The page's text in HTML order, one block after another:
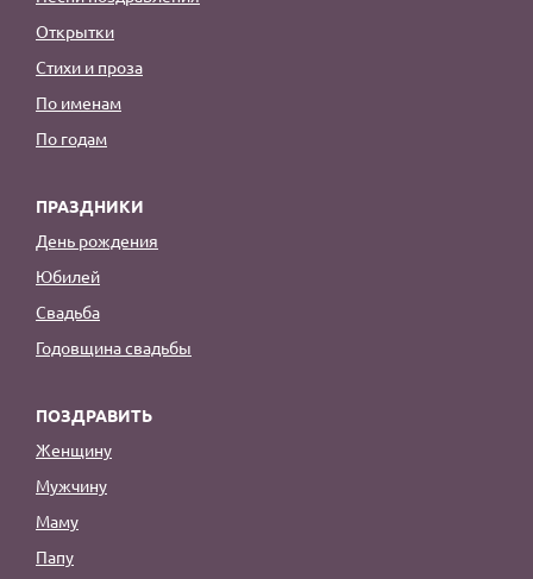
Открытки
Стихи и проза
По именам
По годам
ПРАЗДНИКИ
День рождения
Юбилей
Свадьба
Годовщина свадьбы
ПОЗДРАВИТЬ
Женщину
Мужчину
Маму
Папу